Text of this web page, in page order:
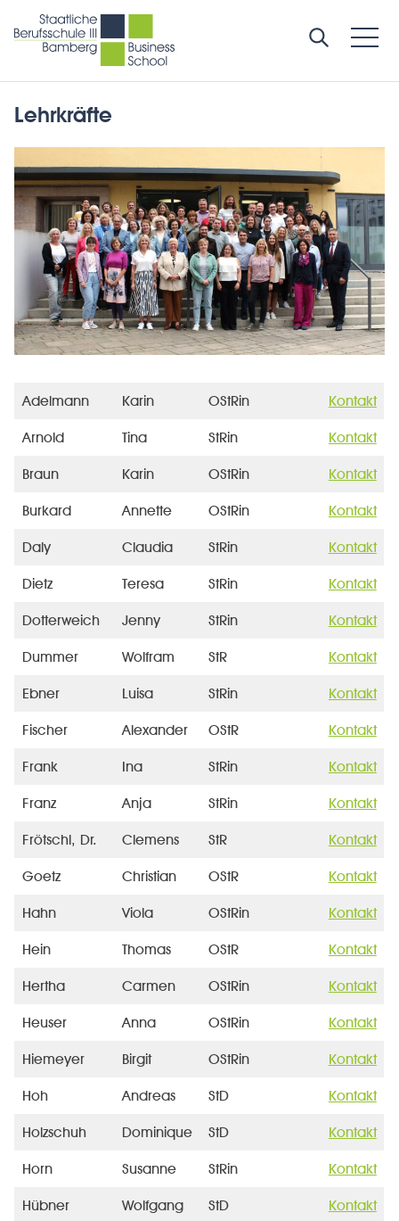
Lehrkräfte
Adelmann Karin OStRin Kontakt
Arnold Tina StRin Kontakt
Braun Karin OStRin Kontakt
Burkard Annette OStRin Kontakt
Daly Claudia StRin Kontakt
Dietz Teresa StRin Kontakt
Dotterweich Jenny StRin Kontakt
Dummer Wolfram StR Kontakt
Ebner Luisa StRin Kontakt
Fischer Alexander OStR Kontakt
Frank Ina StRin Kontakt
Franz Anja StRin Kontakt
Frötschl, Dr. Clemens StR Kontakt
Goetz Christian OStR Kontakt
Hahn Viola OStRin Kontakt
Hein Thomas OStR Kontakt
Hertha Carmen OStRin Kontakt
Heuser Anna OStRin Kontakt
Hiemeyer Birgit OStRin Kontakt
Hoh Andreas StD Kontakt
Holzschuh Dominique StD Kontakt
Horn Susanne StRin Kontakt
Hübner Wolfgang StD Kontakt